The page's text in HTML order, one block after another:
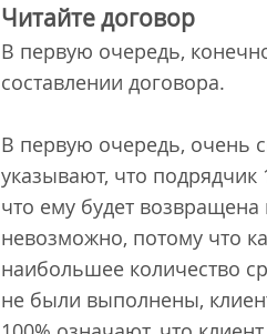
Читайте договор
В первую очередь,
составлении договора.
В первую очередь, очень
указывают, что подрядчик
что ему будет
невозможно, потому что
наибольшее количество
не были выполнены,